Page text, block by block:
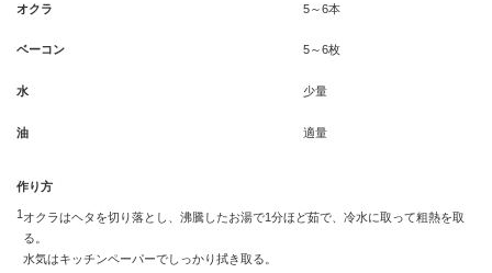
オクラ 5～6本
ベーコン 5～6枚
水 少量
油 適量
作り方
1 オクラはヘタを切り落とし、沸騰したお湯で1分ほど茹で、冷水に取って粗熱を取
る。
水気はキッチンペーパーでしっかり拭き取る。